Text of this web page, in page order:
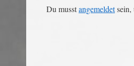
Du musstangemeldetsein,